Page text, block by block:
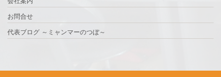
お問合せ
代表ブログ ～ミャンマーのつぼ～